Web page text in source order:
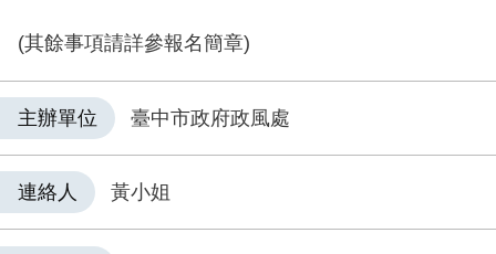
(其餘事項請詳參報名簡章)
主辦單位 臺中市政府政風處
連絡人 黃小姐